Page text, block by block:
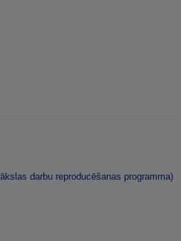
darbu reproducēšanas programma)